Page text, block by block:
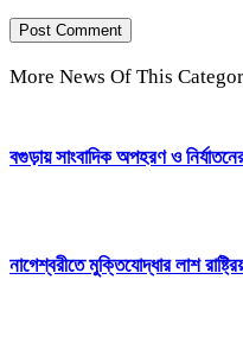
More News Of This
বগুড়ায় সাংবাদিক অপহরণ ও
নাগেশ্বরীতে মুক্তিযোদ্ধার লাশ